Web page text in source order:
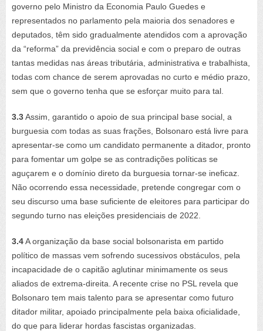
governo pelo Ministro da Economia Paulo Guedes e
representados no parlamento pela maioria dos senadores e
deputados, têm sido gradualmente atendidos com a aprovação
da “reforma” da previdência social e com o preparo de outras
tantas medidas nas áreas tributária, administrativa e trabalhista,
todas com chance de serem aprovadas no curto e médio prazo,
sem que o governo tenha que se esforçar muito para tal.
3.3Assim, garantido o apoio de sua principal base social, a
burguesia com todas as suas frações, Bolsonaro está livre para
apresentar-se como um candidato permanente a ditador, pronto
para fomentar um golpe se as contradições políticas se
aguçarem e o domínio direto da burguesia tornar-se ineficaz.
Não ocorrendo essa necessidade, pretende congregar com o
seu discurso uma base suficiente de eleitores para participar do
segundo turno nas eleições presidenciais de 2022.
3.4A organização da base social bolsonarista em partido
político de massas vem sofrendo sucessivos obstáculos, pela
incapacidade de o capitão aglutinar minimamente os seus
aliados de extrema-direita. A recente crise no PSL revela que
Bolsonaro tem mais talento para se apresentar como futuro
ditador militar, apoiado principalmente pela baixa oficialidade,
do que para liderar hordas fascistas organizadas.